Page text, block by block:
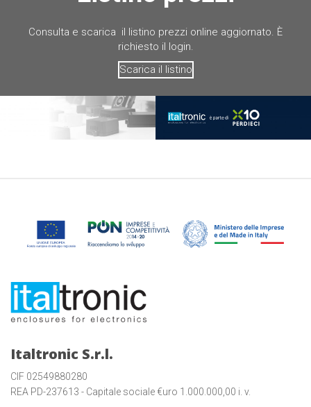
Consulta e scarica il listino prezzi online aggiornato. È
richiesto il login.
Scarica il listino
Italtronic S.r.l.
CIF 02549880280
REA PD-237613 - Capitale sociale €uro 1.000.000,00 i. v.